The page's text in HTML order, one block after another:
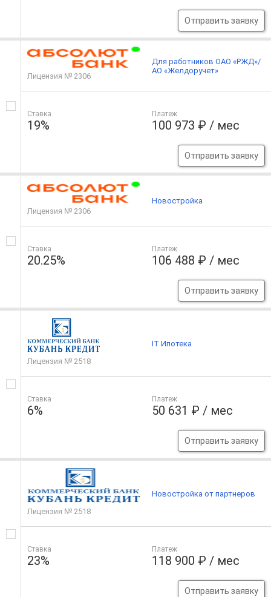
Отправить заявку
Лицензия № 2306
Ставка
19%
Платеж
100 973 ₽ / мес
Отправить заявку
Для работников ОАО «РЖД»/
АО «Желдоручет»
Лицензия № 2306
Ставка
20.25%
Платеж
106 488 ₽ / мес
Отправить заявку
Новостройка
Лицензия № 2518
Ставка
6%
Платеж
50 631 ₽ / мес
Отправить заявку
IT Ипотека
Лицензия № 2518
Ставка
23%
Платеж
118 900 ₽ / мес
Отправить заявку
Новостройка от партнеров